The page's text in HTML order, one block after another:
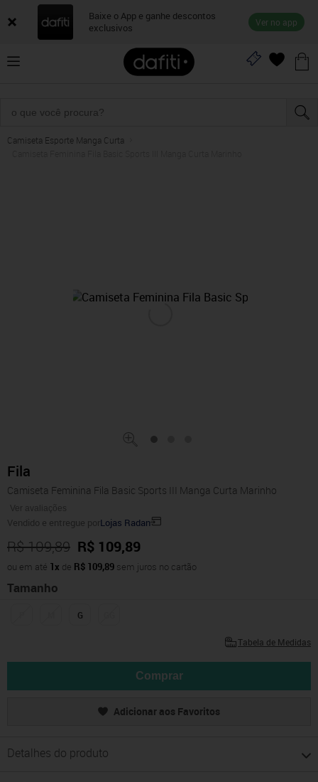
Baixe o App e ganhe descontos
exclusivos
Ver no app
Camiseta Esporte Manga Curta
Fila
Camiseta Feminina Fila Basic Sports III Manga Curta Marinho
Ver avaliações
Vendido e entregue porLojas Radan
R$ 109,89 R$ 109,89
ou em até 1x de R$ 109,89 sem juros no cartão
Tamanho
G
Tabela de Medidas
Comprar
Adicionar aos Favoritos
Detalhes do produto